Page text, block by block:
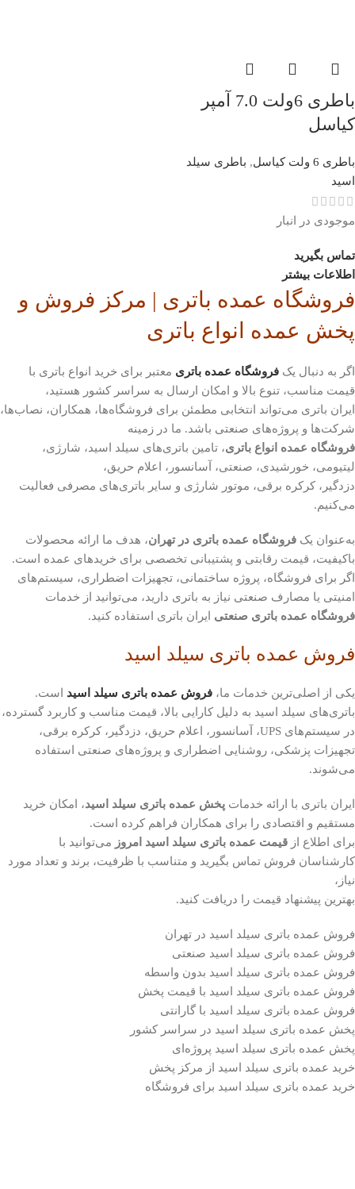
باطری 6ولت 7.0 آمپر
کیاسل
باطری 6 ولت کیاسل , باطری سیلد
اسید
موجودی در انبار
تماس بگیرید
اطلاعات بیشتر
فروشگاه عمده باتری | مرکز فروش و
پخش عمده انواع باتری
اگر به دنبال یک فروشگاه عمده باتری معتبر برای خرید انواع باتری با
قیمت مناسب، تنوع بالا و امکان ارسال به سراسر کشور هستید،
ایران باتری می‌تواند انتخابی مطمئن برای فروشگاه‌ها، همکاران، نصاب‌ها،
شرکت‌ها و پروژه‌های صنعتی باشد. ما در زمینه
فروشگاه عمده انواع باتری، تامین باتری‌های سیلد اسید، شارژی،
لیتیومی، خورشیدی، صنعتی، آسانسور، اعلام حریق،
دزدگیر، کرکره برقی، موتور شارژی و سایر باتری‌های مصرفی فعالیت
می‌کنیم.
به‌عنوان یک فروشگاه عمده باتری در تهران، هدف ما ارائه محصولات
باکیفیت، قیمت رقابتی و پشتیبانی تخصصی برای خریدهای عمده است.
اگر برای فروشگاه، پروژه ساختمانی، تجهیزات اضطراری، سیستم‌های
امنیتی یا مصارف صنعتی نیاز به باتری دارید، می‌توانید از خدمات
فروشگاه عمده باتری صنعتی ایران باتری استفاده کنید.
فروش عمده باتری سیلد اسید
یکی از اصلی‌ترین خدمات ما، فروش عمده باتری سیلد اسید است.
باتری‌های سیلد اسید به دلیل کارایی بالا، قیمت مناسب و کاربرد گسترده،
در سیستم‌های UPS، آسانسور، اعلام حریق، دزدگیر، کرکره برقی،
تجهیزات پزشکی، روشنایی اضطراری و پروژه‌های صنعتی استفاده
می‌شوند.
ایران باتری با ارائه خدمات پخش عمده باتری سیلد اسید، امکان خرید
مستقیم و اقتصادی را برای همکاران فراهم کرده است.
برای اطلاع از قیمت عمده باتری سیلد اسید امروز می‌توانید با
کارشناسان فروش تماس بگیرید و متناسب با ظرفیت، برند و تعداد مورد
نیاز،
بهترین پیشنهاد قیمت را دریافت کنید.
فروش عمده باتری سیلد اسید در تهران
فروش عمده باتری سیلد اسید صنعتی
فروش عمده باتری سیلد اسید بدون واسطه
فروش عمده باتری سیلد اسید با قیمت پخش
فروش عمده باتری سیلد اسید با گارانتی
پخش عمده باتری سیلد اسید در سراسر کشور
پخش عمده باتری سیلد اسید پروژه‌ای
خرید عمده باتری سیلد اسید از مرکز پخش
خرید عمده باتری سیلد اسید برای فروشگاه